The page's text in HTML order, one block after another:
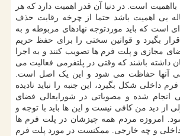
است. در دنیا آن قدر اهمیت دارد که هر
بی اهمیت باشد حتما از چرخه رقابت حذف
است که باید موردتوجه نهادهای مربوطه و به
بگیرد و قوانین سختی را برای حفظ حریم
مجازی و پلت فرم ها تصویب کنند و به اجرا
داشته باشند که وقتی در پلتفرمی فعالیت می
آنها حفاظت می شود و این یک اصل است.
داخلی شکل بگیرد، این جنبه را نباید نادیده
انجام شده و مصوباتی در شورایعالی فضای
از دید من کافی نیست و این ها باید با توجه و
امروزه مردم همه چیزشان در پلت فرم ها
و چه خارجی. ممکنست در مورد پلت فرم